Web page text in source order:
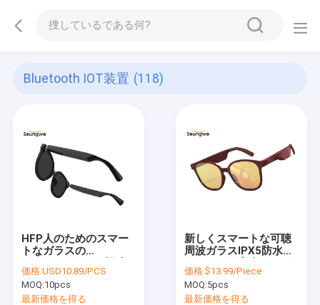
Bluetooth IOT装置 (118)
HFP人のためのスマー
トなガラスの
覚統合の取り替え可能
なフレーム
価格:USD10.89/PCS
MOQ:10pcs
最新価格を得る
新しくスマートな可聴
周波ガラスIPX5防水
ラス
価格:$13.99/Piece
MOQ:5pcs
最新価格を得る